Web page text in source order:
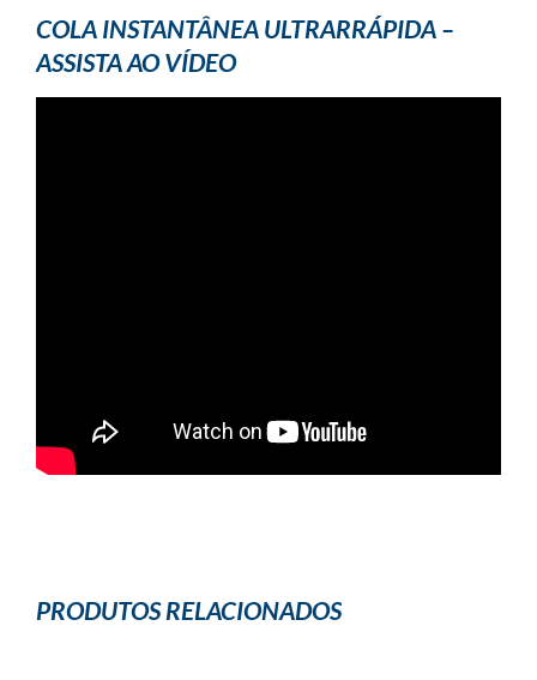
COLA INSTANTÂNEA ULTRARRÁPIDA –
ASSISTA AO VÍDEO
PRODUTOS RELACIONADOS